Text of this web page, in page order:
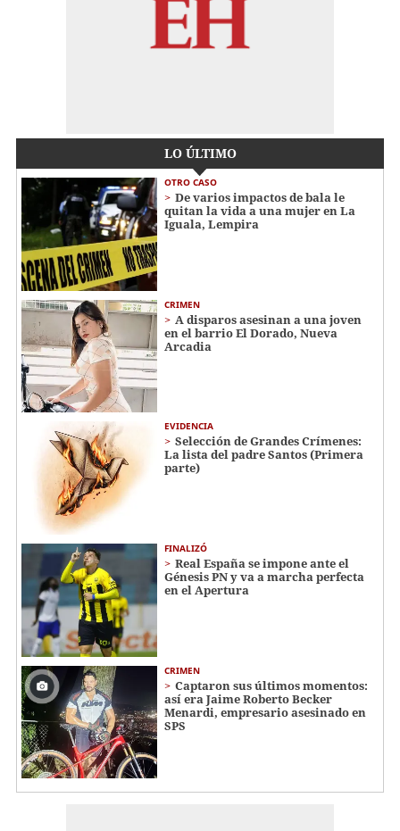
LO ÚLTIMO
OTRO CASO
De varios impactos de bala le
quitan la vida a una mujer en La
Iguala, Lempira
CRIMEN
A disparos asesinan a una joven
en el barrio El Dorado, Nueva
Arcadia
EVIDENCIA
Selección de Grandes Crímenes:
La lista del padre Santos (Primera
parte)
FINALIZÓ
Real España se impone ante el
Génesis PN y va a marcha perfecta
en el Apertura
CRIMEN
Captaron sus últimos momentos:
así era Jaime Roberto Becker
Menardi​​​, empresario asesinado en
SPS